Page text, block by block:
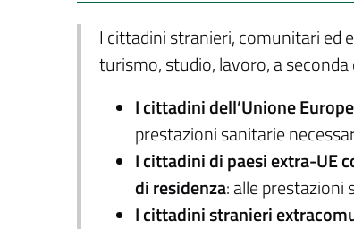
I cittadini stranieri, comunitari ed
turismo, studio, lavoro, a
I cittadini dell’Unione
prestazioni sanitarie
I cittadini di paesi extra-UE
di residenza: alle prestazioni
I cittadini stranieri